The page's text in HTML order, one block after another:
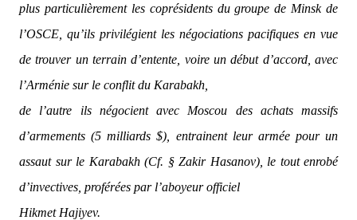
plus particulièrement les coprésidents du groupe de Minsk de
l’OSCE, qu’ils privilégient les négociations pacifiques en vue
de trouver un terrain d’entente, voire un début d’accord, avec
l’Arménie sur le conflit du Karabakh,
de l’autre ils négocient avec Moscou des achats massifs
d’armements (5 milliards $), entrainent leur armée pour un
assaut sur le Karabakh (Cf. § Zakir Hasanov), le tout enrobé
d’invectives, proférées par l’aboyeur officiel
Hikmet Hajiyev.